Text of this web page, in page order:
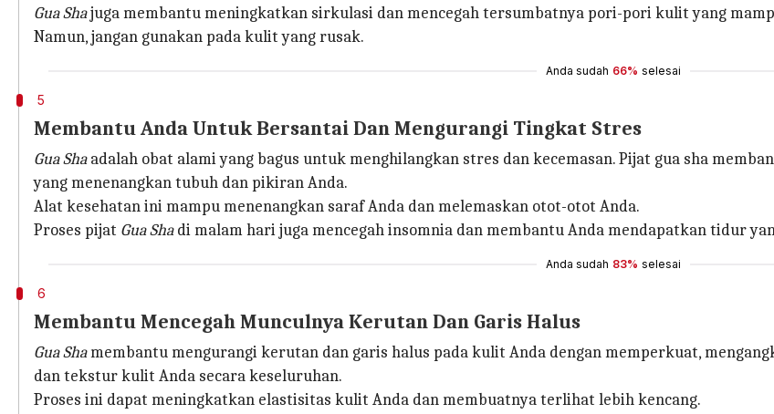
Gua Shajuga membantu meningkatkan sirkulasi dan mencegah tersumbatnya pori-pori kulit yang
Namun, jangan gunakan pada kulit yang rusak.
Anda sudah 66% selesai
5
Membantu Anda Untuk Bersantai Dan Mengurangi Tingkat Stres
Gua Shaadalah obat alami yang bagus untuk menghilangkan stres dan kecemasan. Pijat gua sha
yang menenangkan tubuh dan pikiran Anda.
Alat kesehatan ini mampu menenangkan saraf Anda dan melemaskan otot-otot Anda.
Proses pijat Gua Shadi malam hari juga mencegah insomnia dan membantu Anda mendapatkan tidur
Anda sudah 83% selesai
6
Membantu Mencegah Munculnya Kerutan Dan Garis Halus
Gua Shamembantu mengurangi kerutan dan garis halus pada kulit Anda dengan memperkuat,
dan tekstur kulit Anda secara keseluruhan.
Proses ini dapat meningkatkan elastisitas kulit Anda dan membuatnya terlihat lebih kencang.